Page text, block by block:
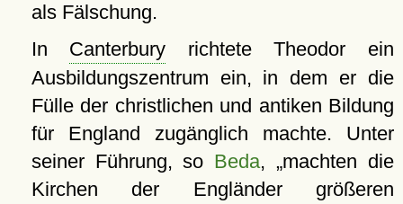
als Fälschung.
In Canterbury richtete Theodor ein
Ausbildungszentrum ein, in dem er die
Fülle der christlichen und antiken Bildung
für England zugänglich machte. Unter
seiner Führung, so Beda, machten die
Kirchen der Engländer größeren